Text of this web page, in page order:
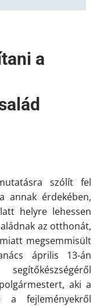
a
szólít fel
annak érdekében,
helyre lehessen
az otthonát,
megsemmisült
április 13-án
aki a
a fejleményekről